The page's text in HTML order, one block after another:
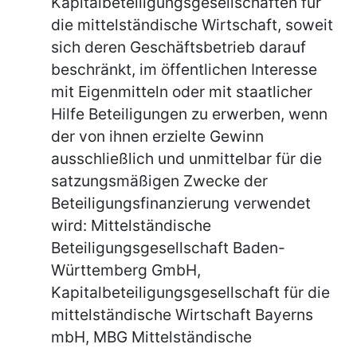
die mittelständische Wirtschaft, soweit
sich deren Geschäftsbetrieb darauf
beschränkt, im öffentlichen Interesse
mit Eigenmitteln oder mit staatlicher
Hilfe Beteiligungen zu erwerben, wenn
der von ihnen erzielte Gewinn
ausschließlich und unmittelbar für die
satzungsmäßigen Zwecke der
Beteiligungsfinanzierung verwendet
wird: Mittelständische
Beteiligungsgesellschaft Baden-
Württemberg GmbH,
Kapitalbeteiligungsgesellschaft für die
mittelständische Wirtschaft Bayerns
mbH, MBG Mittelständische